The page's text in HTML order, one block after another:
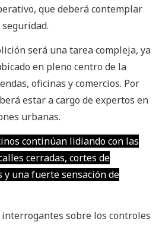
que deberá contemplar
será una tarea compleja, ya
en pleno centro de la
oficinas y comercios. Por
estar a cargo de expertos en
urbanas.
continúan lidiando con las
cerradas, cortes de
y una fuerte sensación de
sobre los controles